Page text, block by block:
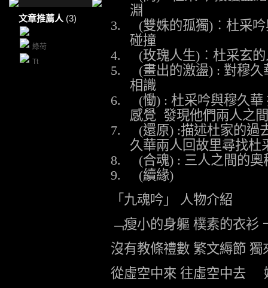
文章推薦人 (3)
綠荷
Tt
淵
3.
(雙姝的孤獨) ︰杜采
碰撞
4.
(玫瑰人生) ︰ 杜采玄
5.
(畫出的激盪) : 對穆久
相識
6.
(慟) : 杜采吟與穆久華
感覺 發現他們兩人之
7.
(還原) :描述杜家的過
久華兩人回故里尋找杜
8.
(合魂) : 三人之間的奧
9.
(續緣)
「九魂吟」
人物介紹
﹁瘦小的身軀 樸素的衣衫
沒有教條禮數 繁文縟節 獨
從虛空中來 往虛空中去